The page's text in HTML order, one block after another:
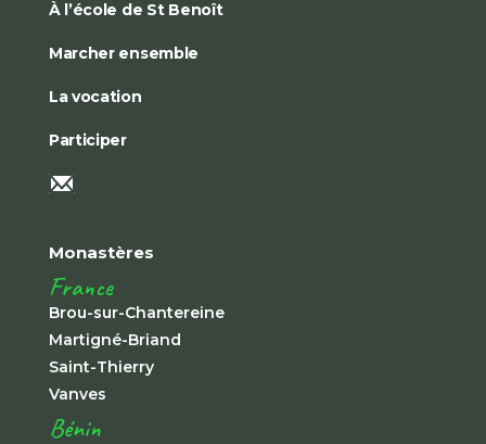
À l’école de St Benoît
Marcher ensemble
La vocation
Participer
Monastères
France
Brou-sur-Chantereine
Martigné-Briand
Saint-Thierry
Vanves
Bénin